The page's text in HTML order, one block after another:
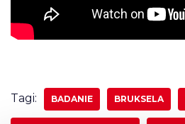
Tagi: BADANIE BRUKSELA